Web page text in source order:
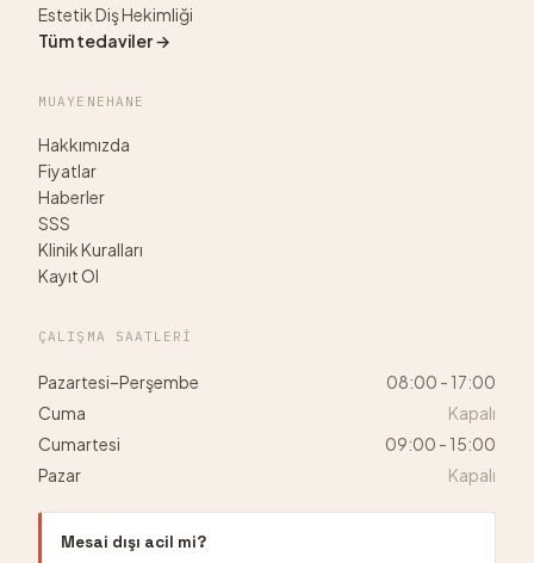
Estetik Diş Hekimliği
Tüm tedaviler →
MUAYENEHANE
Hakkımızda
Fiyatlar
Haberler
SSS
Klinik Kuralları
Kayıt Ol
ÇALIŞMA SAATLERI
Pazartesi–Perşembe
08:00 - 17:00
Cuma
Kapalı
Cumartesi
09:00 - 15:00
Pazar
Kapalı
Mesai dışı acil mi?